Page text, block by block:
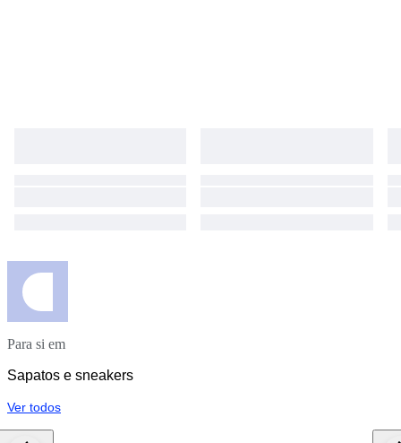
Para si em
Sapatos e sneakers
Ver todos